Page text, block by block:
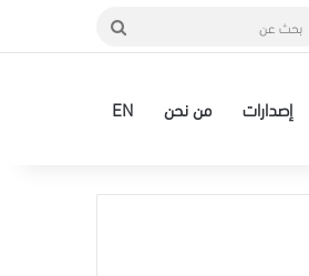
أب
بحث
إصدارات من نحن EN